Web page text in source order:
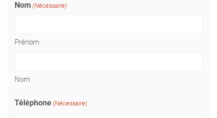
Nom (Nécessaire)
Prénom
Nom
Téléphone (Nécessaire)